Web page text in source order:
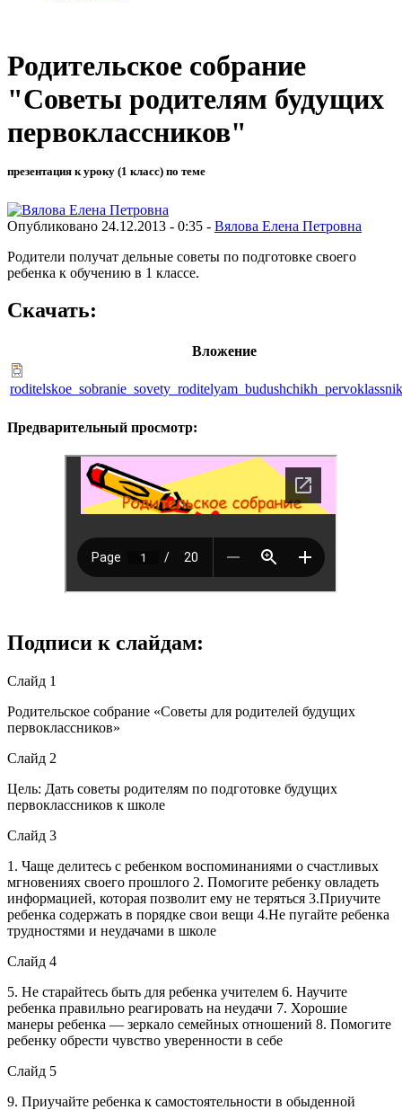
Родительское собрание
"Советы родителям будущих
первоклассников"
презентация к уроку (1 класс) по теме
Опубликовано 24.12.2013 - 0:35 - Вялова Елена Петровна
Родители получат дельные советы по подготовке своего
ребенка к обучению в 1 классе.
Скачать:
Вложение
Предварительный просмотр:
Подписи к слайдам:
Слайд 1
Родительское собрание «Советы для родителей будущих
первоклассников»
Слайд 2
Цель: Дать советы родителям по подготовке будущих
первоклассников к школе
Слайд 3
1. Чаще делитесь с ребенком воспоминаниями о счастливых
мгновениях своего прошлого 2. Помогите ребенку овладеть
информацией, которая позволит ему не теряться 3.Приучите
ребенка содержать в порядке свои вещи 4.Не пугайте ребенка
трудностями и неудачами в школе
Слайд 4
5. Не старайтесь быть для ребенка учителем 6. Научите
ребенка правильно реагировать на неудачи 7. Хорошие
манеры ребенка — зеркало семейных отношений 8. Помогите
ребенку обрести чувство уверенности в себе
Слайд 5
9. Приучайте ребенка к самостоятельности в обыденной